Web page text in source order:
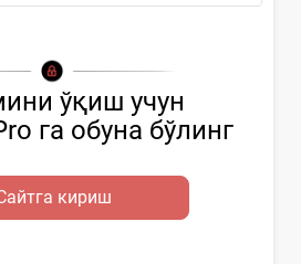
ўқиш учун
га обуна бўлинг
кириш